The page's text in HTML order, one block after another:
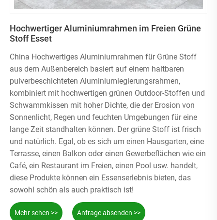
Hochwertiger Aluminiumrahmen im Freien Grüne
Stoff Esset
China Hochwertiges Aluminiumrahmen für Grüne Stoff
aus dem Außenbereich basiert auf einem haltbaren
pulverbeschichteten Aluminiumlegierungsrahmen,
kombiniert mit hochwertigen grünen Outdoor-Stoffen und
Schwammkissen mit hoher Dichte, die der Erosion von
Sonnenlicht, Regen und feuchten Umgebungen für eine
lange Zeit standhalten können. Der grüne Stoff ist frisch
und natürlich. Egal, ob es sich um einen Hausgarten, eine
Terrasse, einen Balkon oder einen Gewerbeflächen wie ein
Café, ein Restaurant im Freien, einen Pool usw. handelt,
diese Produkte können ein Essenserlebnis bieten, das
sowohl schön als auch praktisch ist!
Mehr sehen >> Anfrage absenden >>